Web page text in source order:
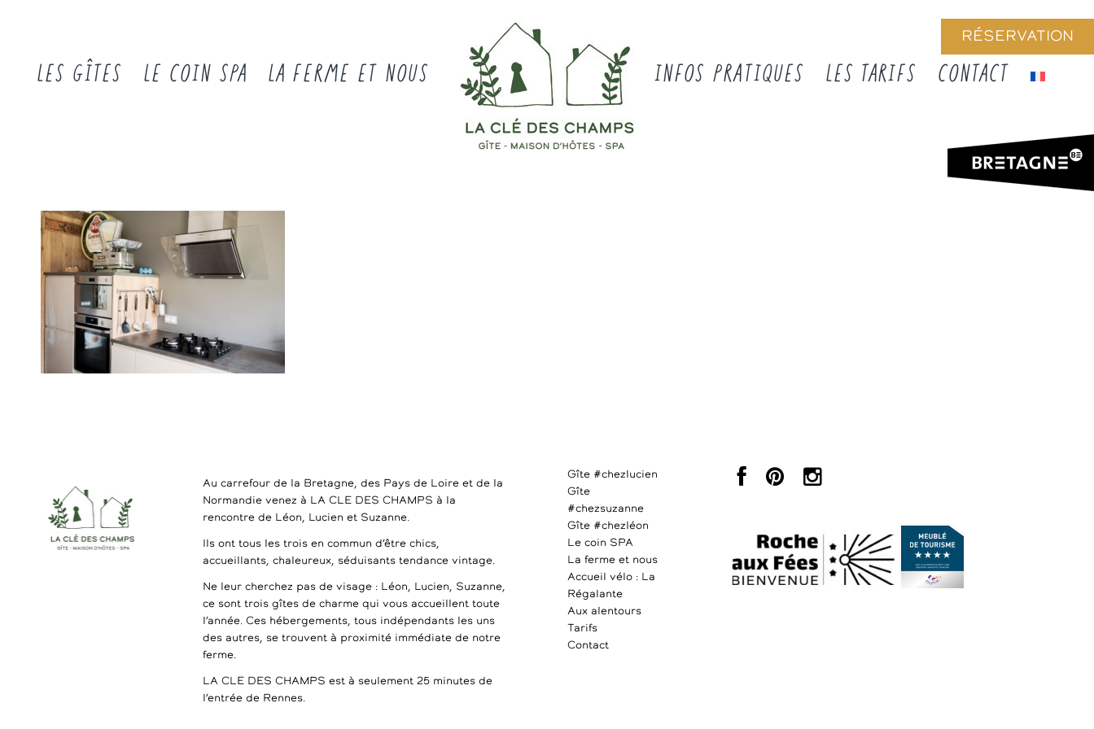
RÉSERVATION
LES GÎTES LE COIN SPA LA FERME ET NOUS INFOS PRATIQUES LES TARIFS CONTACT
Au carrefour de la Bretagne, des Pays de Loire et de la
Normandie venez à LA CLE DES CHAMPS à la
rencontre de Léon, Lucien et Suzanne.
Ils ont tous les trois en commun d’être chics,
accueillants, chaleureux, séduisants tendance vintage.
Ne leur cherchez pas de visage : Léon, Lucien, Suzanne,
ce sont trois gîtes de charme qui vous accueillent toute
l’année. Ces hébergements, tous indépendants les uns
des autres, se trouvent à proximité immédiate de notre
ferme.
LA CLE DES CHAMPS est à seulement 25 minutes de
l’entrée de Rennes.
Gîte #chezlucien
Gîte
#chezsuzanne
Gîte #chezléon
Le coin SPA
La ferme et nous
Accueil vélo : La
Régalante
Aux alentours
Tarifs
Contact